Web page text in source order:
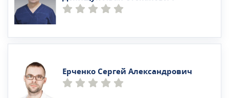
Ерченко Сергей Александрович